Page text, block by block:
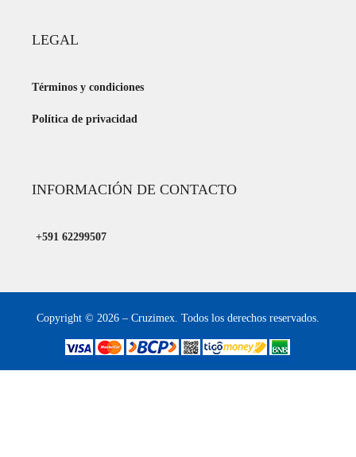
LEGAL
Términos y condiciones
Política de privacidad
INFORMACIÓN DE CONTACTO
+591 62299507
Copyright © 2026 – Cruzimex. Todos los derechos reservados.